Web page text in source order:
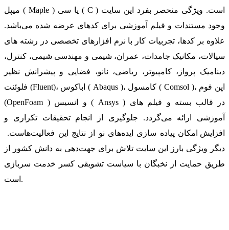
میپل ( Maple ) یا سی ( C ) است. ویژگی منحصر بفرد این سایت
وجود مستندات و فیلم آموزشی برای کدهای عرضه شده می‌باشد.
علاوه بر کدها، تجربیات کار با نرم افزارهای تخصصی در رشته های
سیالات، مکانیک جامدات، عمران، شیمی و مهندسی شیمی، کنترل،
دینامیک پرواز، کامپیوتر، ریاضی، نانو، فضایی و پیشرانش نظیر
فلوئنت (Fluent)، اباکوس ( Abaqus )، کامسول ( Comsol )، اپن فوم
(OpenFoam ) و انسیس ( Ansys ) در قالب بسته‌ و فیلم های
آموزشی ارائه می‌گردد. جلوگیری از انجام تحقیقات تکراری و
افزایش امکان پیاده سازی ایده‌های نو از نتایج این فعالیت‌هاست.
دیگر ویژگی بارز این سایت تلاش برای جهت‌دهی به دانش کشور از
طریق حمایت از نخبگان با سیاست تشویقی کسر خدمت سربازی
است.